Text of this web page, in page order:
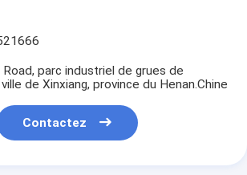
Road, parc industriel de grues de
ville de Xinxiang, province du Henan.Chine
Contactez